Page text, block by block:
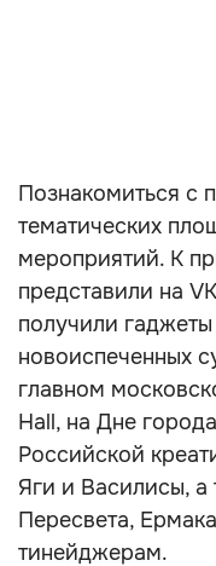
Познакомиться с
тематических
мероприятий. К
представили на
получили
новоиспеченных
главном
Hall, на Дне
Российской
Яги и Василисы, а
Пересвета,
тинейджерам.